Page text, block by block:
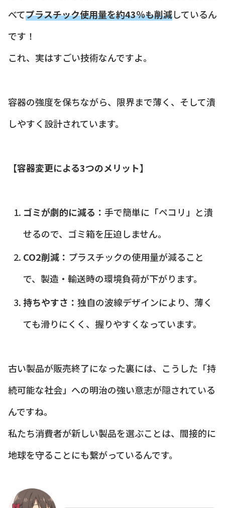
べてプラスチック使用量を約43％も削減しているん
です！
これ、実はすごい技術なんですよ。
容器の強度を保ちながら、限界まで薄く、そして潰
しやすく設計されています。
【容器変更による3つのメリット】
ゴミが劇的に減る： 手で簡単に「ペコリ」と潰
せるので、ゴミ箱を圧迫しません。
CO2削減： プラスチックの使用量が減ること
で、製造・輸送時の環境負荷が下がります。
持ちやすさ： 独自の波線デザインにより、薄く
ても滑りにくく、握りやすくなっています。
古い製品が販売終了になった裏には、こうした「持
続可能な社会」への明治の強い意志が隠されている
んですね。
私たち消費者が新しい製品を選ぶことは、間接的に
地球を守ることにも繋がっているんです。